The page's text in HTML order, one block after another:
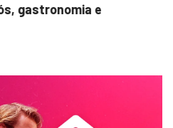
para melhorias